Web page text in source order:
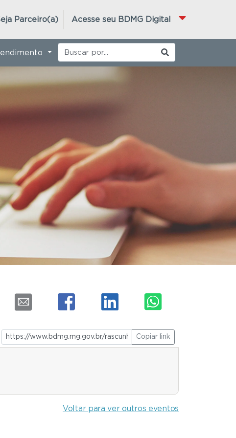
Acesse seu BDMG Digital
Parceiro(a)
Copiar link
Voltar para ver outros eventos